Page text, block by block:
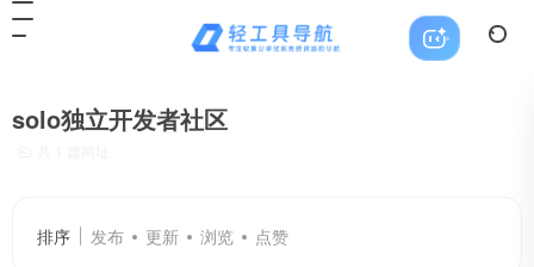
solo独立开发者社区
排序 发布 更新 浏览 点赞